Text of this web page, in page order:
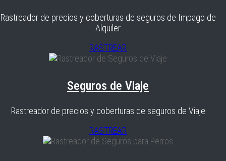
Rastreador de precios y coberturas de seguros de Impago de
Alquiler
RASTREAR
Seguros de Viaje
Rastreador de precios y coberturas de seguros de Viaje
RASTREAR